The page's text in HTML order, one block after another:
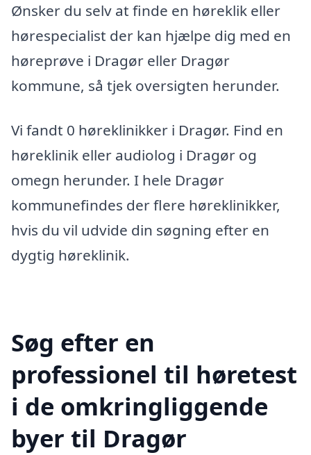
Ønsker du selv at finde en høreklik eller
hørespecialist der kan hjælpe dig med en
høreprøve i Dragør eller Dragør
kommune, så tjek oversigten herunder.
Vi fandt 0 høreklinikker i Dragør. Find en
høreklinik eller audiolog i Dragør og
omegn herunder. I hele Dragør
kommunefindes der flere høreklinikker,
hvis du vil udvide din søgning efter en
dygtig høreklinik.
Søg efter en
professionel til høretest
i de omkringliggende
byer til Dragør